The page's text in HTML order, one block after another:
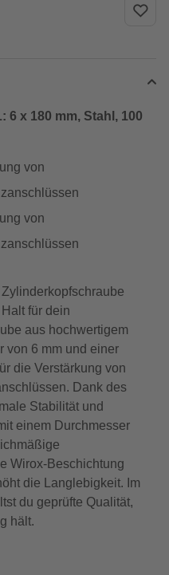
x 180 mm, Stahl, 100
von
von
für dein
aus hochwertigem
von 6 mm und einer
die Verstärkung von
Dank des
Stabilität und
einem Durchmesser
Wirox-Beschichtung
die Langlebigkeit. Im
du geprüfte Qualität,
hält.